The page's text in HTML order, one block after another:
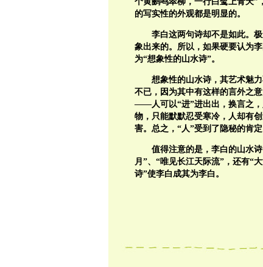
的写实性的外观都是明显的。
李白这两句诗却不是如此。
象出来的。所以，如果硬要认为
为“想象性的山水诗”。
想象性的山水诗，其艺术魅
不已，因为其中有这样的言外之
——人可以“进”进出出，换言之，
物，只能默默忍受寒冷，人却有
害。总之，“人”受到了隐秘的肯定
值得注意的是，李白的山水
月”、“唯见长江天际流”，还有“
诗”使李白成其为李白。